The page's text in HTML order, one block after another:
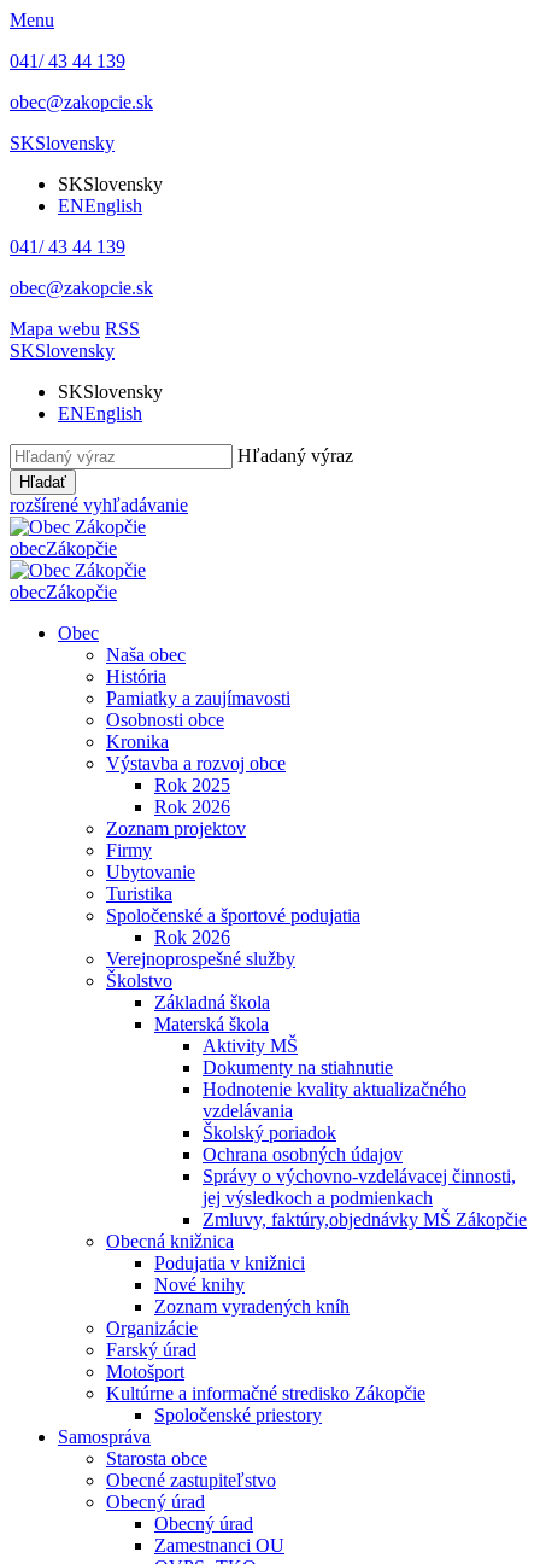
Menu
041/ 43 44 139
obec@zakopcie.sk
SKSlovensky
SKSlovensky
ENEnglish
041/ 43 44 139
obec@zakopcie.sk
Mapa webu RSS
SKSlovensky
SKSlovensky
ENEnglish
Hľadaný výraz
Hľadať
rozšírené vyhľadávanie
obecZákopčie
obecZákopčie
Obec
Naša obec
História
Pamiatky a zaujímavosti
Osobnosti obce
Kronika
Výstavba a rozvoj obce
Rok 2025
Rok 2026
Zoznam projektov
Firmy
Ubytovanie
Turistika
Spoločenské a športové podujatia
Rok 2026
Verejnoprospešné služby
Školstvo
Základná škola
Materská škola
Aktivity MŠ
Dokumenty na stiahnutie
Hodnotenie kvality aktualizačného
vzdelávania
Školský poriadok
Ochrana osobných údajov
Správy o výchovno-vzdelávacej činnosti,
jej výsledkoch a podmienkach
Zmluvy, faktúry,objednávky MŠ Zákopčie
Obecná knižnica
Podujatia v knižnici
Nové knihy
Zoznam vyradených kníh
Organizácie
Farský úrad
Motošport
Kultúrne a informačné stredisko Zákopčie
Spoločenské priestory
Samospráva
Starosta obce
Obecné zastupiteľstvo
Obecný úrad
Obecný úrad
Zamestnanci OU